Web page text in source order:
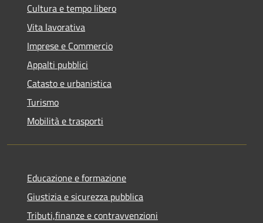
Cultura e tempo libero
Vita lavorativa
Imprese e Commercio
Appalti pubblici
Catasto e urbanistica
Turismo
Mobilità e trasporti
Educazione e formazione
Giustizia e sicurezza pubblica
Tributi,finanze e contravvenzioni